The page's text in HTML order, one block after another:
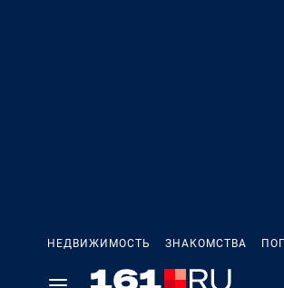
НЕДВИЖИМОСТЬ ЗНАКОМСТВА